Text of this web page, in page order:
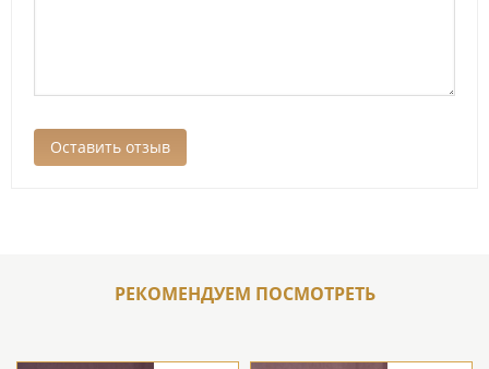
РЕКОМЕНДУЕМ ПОСМОТРЕТЬ